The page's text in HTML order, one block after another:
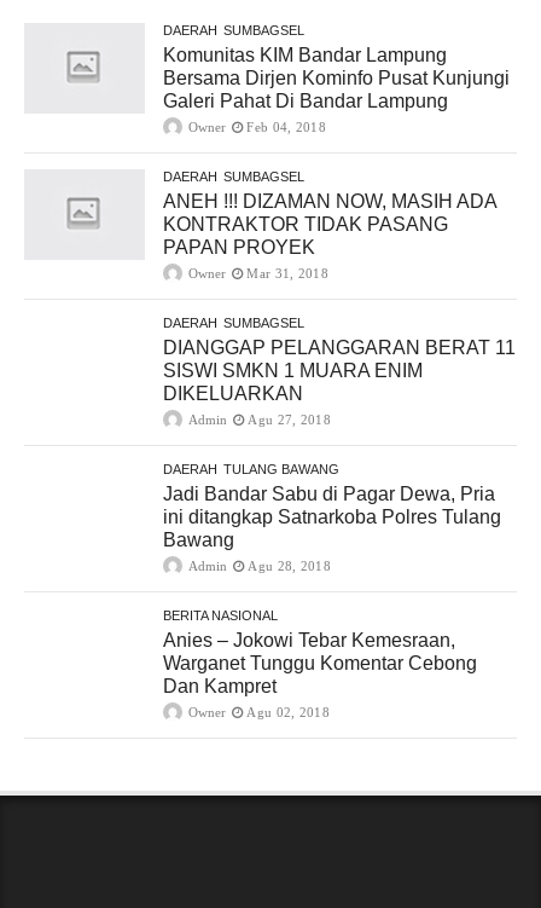
DAERAH SUMBAGSEL
Komunitas KIM Bandar Lampung
Bersama Dirjen Kominfo Pusat Kunjungi
Galeri Pahat Di Bandar Lampung
Owner Feb 04, 2018
DAERAH SUMBAGSEL
ANEH !!! DIZAMAN NOW, MASIH ADA
KONTRAKTOR TIDAK PASANG
PAPAN PROYEK
Owner Mar 31, 2018
DAERAH SUMBAGSEL
DIANGGAP PELANGGARAN BERAT 11
SISWI SMKN 1 MUARA ENIM
DIKELUARKAN
Admin Agu 27, 2018
DAERAH TULANG BAWANG
Jadi Bandar Sabu di Pagar Dewa, Pria
ini ditangkap Satnarkoba Polres Tulang
Bawang
Admin Agu 28, 2018
BERITA NASIONAL
Anies – Jokowi Tebar Kemesraan,
Warganet Tunggu Komentar Cebong
Dan Kampret
Owner Agu 02, 2018